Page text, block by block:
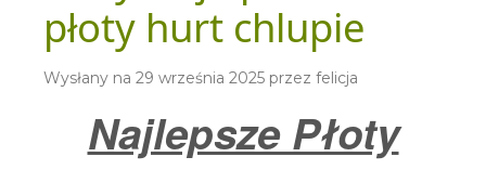
płoty hurt chlupie
Wysłany na 29 września 2025 przez felicja
Najlepsze Płoty